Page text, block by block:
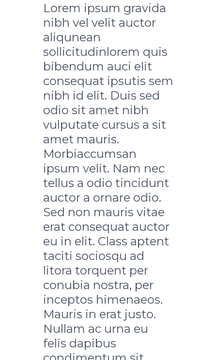
Lorem ipsum gravida
nibh vel velit auctor
aliqunean
sollicitudinlorem quis
bibendum auci elit
consequat ipsutis sem
nibh id elit. Duis sed
odio sit amet nibh
vulputate cursus a sit
amet mauris.
Morbiaccumsan
ipsum velit. Nam nec
tellus a odio tincidunt
auctor a ornare odio.
Sed non mauris vitae
erat consequat auctor
eu in elit. Class aptent
taciti sociosqu ad
litora torquent per
conubia nostra, per
inceptos himenaeos.
Mauris in erat justo.
Nullam ac urna eu
felis dapibus